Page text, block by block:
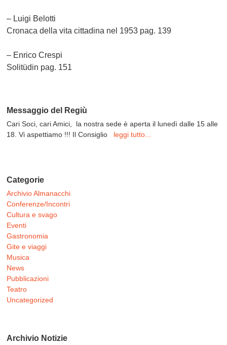
– Luigi Belotti
Cronaca della vita cittadina nel 1953 pag. 139
– Enrico Crespi
Solitüdin pag. 151
Messaggio del Regiù
Cari Soci, cari Amici, la nostra sede è aperta il lunedì dalle 15 alle
18. Vi aspettiamo !!! Il Consiglio leggi tutto...
Categorie
Archivio Almanacchi
Conferenze/Incontri
Cultura e svago
Eventi
Gastronomia
Gite e viaggi
Musica
News
Pubblicazioni
Teatro
Uncategorized
Archivio Notizie